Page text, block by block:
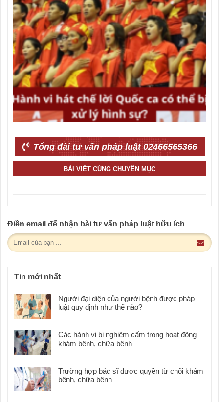
Tổng đài tư vấn pháp luật 02466565366
BÀI VIẾT CÙNG CHUYÊN MỤC
Điền email để nhận bài tư vấn pháp luật hữu ích
Tin mới nhất
Người đại diện của người bệnh được pháp
luật quy định như thế nào?
Các hành vi bị nghiêm cấm trong hoạt động
khám bệnh, chữa bệnh
Trường hợp bác sĩ được quyền từ chối khám
bệnh, chữa bệnh